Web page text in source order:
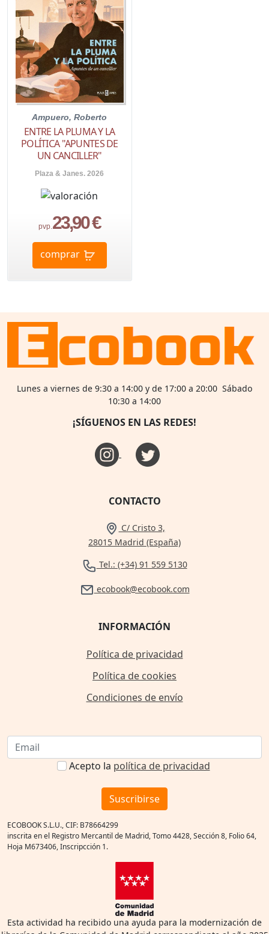
Ampuero, Roberto
ENTRE LA PLUMA Y LA
POLÍTICA "APUNTES DE
UN CANCILLER"
Plaza & Janes. 2026
pvp.23,90 €
comprar
Lunes a viernes de 9:30 a 14:00 y de 17:00 a 20:00 Sábado
10:30 a 14:00
¡SÍGUENOS EN LAS REDES!
CONTACTO
C/ Cristo 3,
28015 Madrid (España)
Tel.: (+34) 91 559 5130
ecobook@ecobook.com
INFORMACIÓN
Política de privacidad
Política de cookies
Condiciones de envío
Acepto la política de privacidad
Suscribirse
ECOBOOK S.L.U., CIF: B78664299
inscrita en el Registro Mercantil de Madrid, Tomo 4428, Sección 8, Folio 64,
Hoja M673406, Inscripcción 1.
Esta actividad ha recibido una ayuda para la modernización de